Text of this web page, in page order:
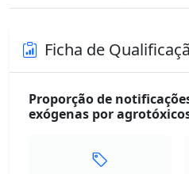
Ficha de
Proporção de
exógenas por